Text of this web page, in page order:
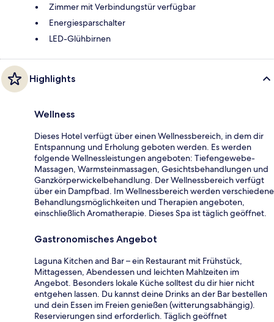
Zimmer mit Verbindungstür verfügbar
Energiesparschalter
LED-Glühbirnen
Highlights
Wellness
Dieses Hotel verfügt über einen Wellnessbereich, in dem dir
Entspannung und Erholung geboten werden. Es werden
folgende Wellnessleistungen angeboten: Tiefengewebe-
Massagen, Warmsteinmassagen, Gesichtsbehandlungen und
Ganzkörperwickelbehandlung. Der Wellnessbereich verfügt
über ein Dampfbad. Im Wellnessbereich werden verschiedene
Behandlungsmöglichkeiten und Therapien angeboten,
einschließlich Aromatherapie. Dieses Spa ist täglich geöffnet.
Gastronomisches Angebot
Laguna Kitchen and Bar – ein Restaurant mit Frühstück,
Mittagessen, Abendessen und leichten Mahlzeiten im
Angebot. Besonders lokale Küche solltest du dir hier nicht
entgehen lassen. Du kannst deine Drinks an der Bar bestellen
und dein Essen im Freien genießen (witterungsabhängig).
Reservierungen sind erforderlich. Täglich geöffnet